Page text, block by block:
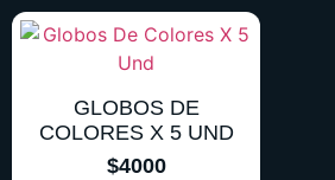
GLOBOS DE
COLORES X 5 UND
$4000